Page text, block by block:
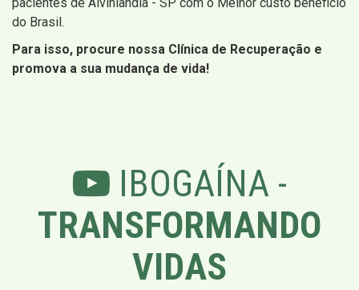
pacientes de Alvinlândia - SP com o Melhor custo beneficio
do Brasil.
Para isso, procure nossa Clínica de Recuperação e
promova a sua mudança de vida!
IBOGAÍNA -
TRANSFORMANDO
VIDAS